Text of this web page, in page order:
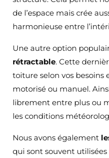
de l’espace mais crée
harmonieuse entre
Une autre option
rétractable. Cette
toiture selon vos besoins
motorisé ou manuel.
librement entre plus ou
les conditions
Nous avons également
qui sont souvent